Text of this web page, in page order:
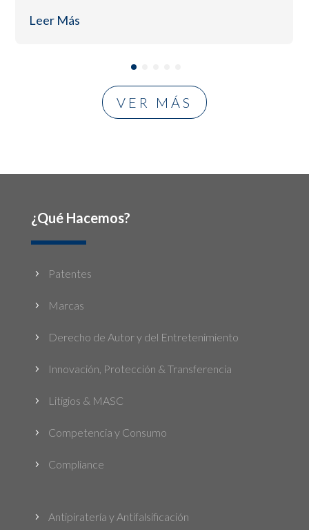
Leer Más
VER MÁS
¿Qué Hacemos?
5 Patentes
5 Marcas
5 Derecho de Autor y del Entretenimiento
5 Innovación, Protección & Transferencia
5 Litigios & MASC
5 Competencia y Consumo
5 Compliance
5 Antipiratería y Antifalsificación